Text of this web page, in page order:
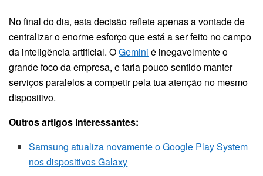
No final do dia, esta decisão reflete apenas a vontade de
centralizar o enorme esforço que está a ser feito no campo
da inteligência artificial. OGemini é inegavelmente o
grande foco da empresa, e faria pouco sentido manter
serviços paralelos a competir pela tua atenção no mesmo
dispositivo.
Outros artigos interessantes:
Samsung atualiza novamente o Google Play System
nos dispositivos Galaxy